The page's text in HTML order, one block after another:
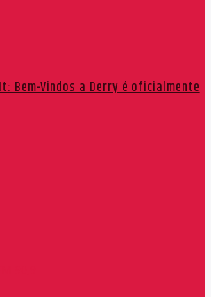
Bem-Vindos a Derry é oficialmente